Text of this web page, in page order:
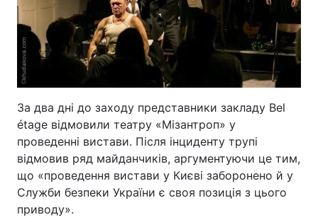
Архів Вакансії
Контакти
Послуги
За два дні до заходу представники закладу Bel
étage відмовили театру «Мізантроп» у
проведенні вистави. Після інциденту трупі
відмовив ряд майданчиків, аргументуючи це тим,
що «проведення вистави у Києві заборонено й у
Служби безпеки України є своя позиція з цього
приводу».